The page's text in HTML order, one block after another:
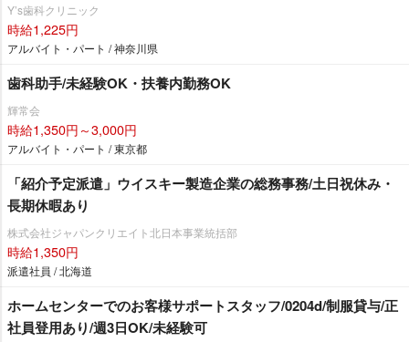
Y’s歯科クリニック
時給1,225円
アルバイト・パート / 神奈川県
歯科助手/未経験OK・扶養内勤務OK
輝常会
時給1,350円～3,000円
アルバイト・パート / 東京都
「紹介予定派遣」ウイスキー製造企業の総務事務/土日祝休み・
長期休暇あり
株式会社ジャパンクリエイト北日本事業統括部
時給1,350円
派遣社員 / 北海道
ホームセンターでのお客様サポートスタッフ/0204d/制服貸与/正
社員登用あり/週3日OK/未経験可